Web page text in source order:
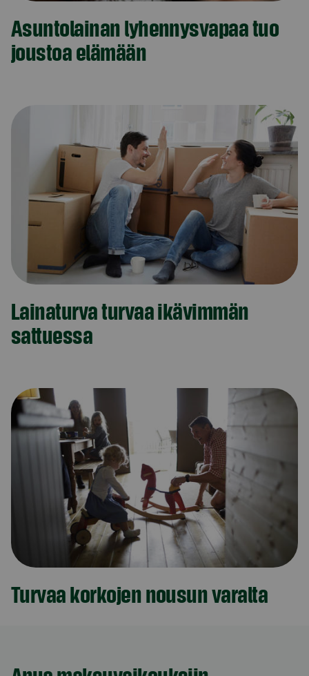
Asuntolainan lyhennysvapaa tuo
joustoa elämään
Lainaturva turvaa ikävimmän
sattuessa
Turvaa korkojen nousun varalta